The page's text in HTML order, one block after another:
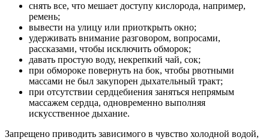
снять все, что мешает доступу кислорода, например,
ремень;
вывести на улицу или приоткрыть окно;
удерживать внимание разговором, вопросами,
рассказами, чтобы исключить обморок;
давать простую воду, некрепкий чай, сок;
при обмороке повернуть на бок, чтобы рвотными
массами не был закупорен дыхательный тракт;
при отсутствии сердцебиения заняться непрямым
массажем сердца, одновременно выполняя
искусственное дыхание.
Запрещено приводить зависимого в чувство холодной водой,